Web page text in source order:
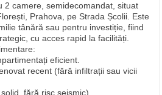
2 camere, semidecomandat, situat
Prahova, pe Strada Școlii. Este
tânără sau pentru investiție, fiind
cu acces rapid la facilități.
eficient.
recent (fără infiltrații sau vicii
fără risc seismic).